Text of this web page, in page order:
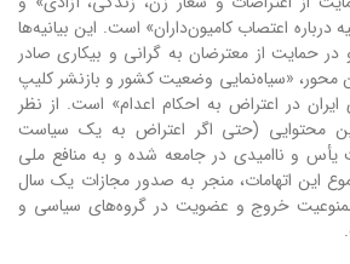
درباره اعتصاب کامیون‌داران» است. این بیانیه‌ها
حمایت از معترضان به گرانی و بیکاری صادر
«سیاه‌نمایی وضعیت کشور و بازنشر کلیپ
در اعتراض به احکام اعدام» است. از نظر
محتوایی (حتی اگر اعتراض به یک سیاست
یأس و ناامیدی در جامعه شده و به منافع ملی
این اتهامات، منجر به صدور مجازات یک سال
خروج و عضویت در گروه‌های سیاسی و